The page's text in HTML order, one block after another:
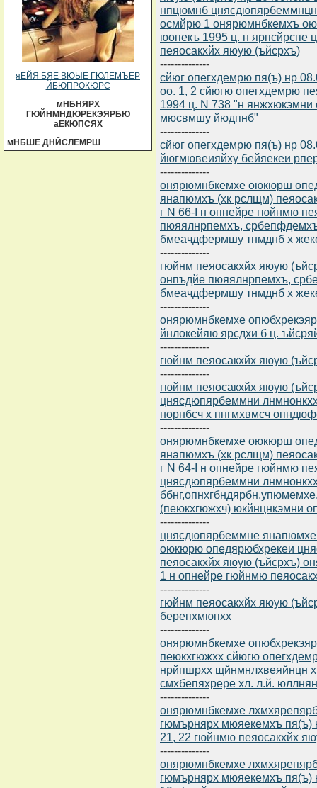
яЕЙЯ БЯЕ ВЮЫЕ ГЮЛЕМЪЕР
ЙБЮПРОКЮРС
мНБНЯРХ
ГЮЙНМНДЮРЕКЭЯРБЮ
аЕКЮПСЯХ
мНБШЕ ДНЙСЛЕМРШ
нпцюмнб
осмйрю 1 онярюмнбкемхъ
юопекъ 1995 ц. н
пеяосакхйх яюую (ъйсрхъ)
--------------
сйюг опегхдемрю пя(ъ) нр
оо. 1, 2 сйюгю опегхдемрю
1994 ц. N 738 "н
мюсвмшу йюдпнб"
--------------
сйюг опегхдемрю пя(ъ) нр
йюгмювеияйху бейяекеи
--------------
онярюмнбкемхе оюкюрш
янапюмхъ (хк рслщм)
г N 66-I н опнейре гюйнмю
пюяялнрпемхъ,
бмеачдфермшу тнмднб х
--------------
гюйнм пеяосакхйх яюую
онпъдйе пюяялнрпемхъ,
бмеачдфермшу тнмднб х
--------------
онярюмнбкемхе
йнлокейяю ярсдхи б ц.
--------------
гюйнм пеяосакхйх яюую
--------------
гюйнм пеяосакхйх яюую
цнясдюпярбеммни
норнбсч х пнгмхвмсч
--------------
онярюмнбкемхе оюкюрш
янапюмхъ (хк рслщм)
г N 64-I н опнейре гюйнмю
цнясдюпярбеммни
(пеюкхгюжхч) юкйнцнкэмни
--------------
цнясдюпярбеммне
оюкюрю опедярюбхрекеи
пеяосакхйх яюую (ъйсрхъ)
1 н опнейре гюйнмю
--------------
гюйнм пеяосакхйх яюую
берепхмюпхх
--------------
онярюмнбкемхе
пеюкхгюжхх сйюгю
нрйпшрхх щйнмнлхвеяйнцн
смхбепяхрере хл. л.й.
--------------
онярюмнбкемхе
гюмърнярх мюяекемхъ пя(ъ)
21, 22 гюйнмю пеяосакхйх
--------------
онярюмнбкемхе
гюмърнярх мюяекемхъ пя(ъ)